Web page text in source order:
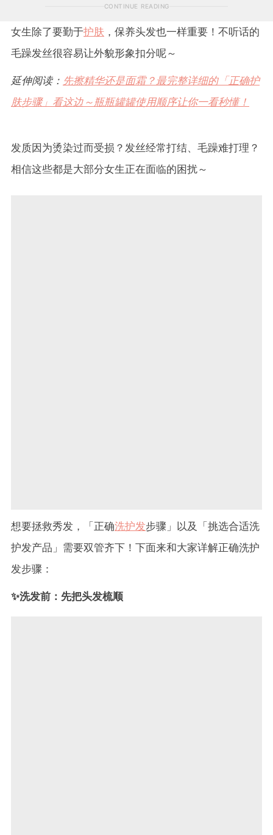
CONTINUE READING
女生除了要勤于护肤 ，保养头发也一样重要！不听话的
毛躁发丝很容易让外貌形象扣分呢～
延伸阅读： 先擦精华还是面霜？最完整详细的「正确护
肤步骤」看这边～瓶瓶罐罐使用顺序让你一看秒懂！
发质因为烫染过而受损？发丝经常打结、毛躁难打理？
相信这些都是大部分女生正在面临的困扰～
想要拯救秀发，「正确洗护发步骤」以及「挑选合适洗
护发产品」需要双管齐下！下面来和大家详解正确洗护
发步骤：
✨洗发前：先把头发梳顺